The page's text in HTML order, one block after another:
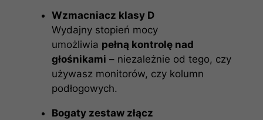
Wzmacniacz klasy D
Wydajny stopień mocy
umożliwia pełną kontrolę nad
głośnikami – niezależnie od tego, czy
używasz monitorów, czy kolumn
podłogowych.
Bogaty zestaw złącz